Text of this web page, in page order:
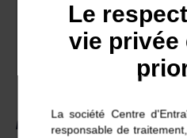
Entrée au CEM: 2023
Ta qualité
Ton principal défaut
Palmarès
Le
vie privée
La société Centre
responsable de